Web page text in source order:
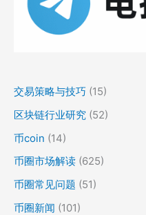
交易策略与技巧 (15)
区块链行业研究 (52)
币coin (14)
币圈市场解读 (625)
币圈常见问题 (51)
币圈新闻 (101)